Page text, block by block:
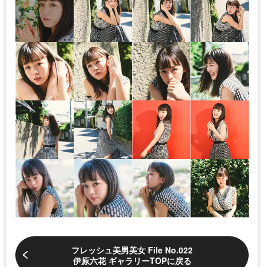
フレッシュ美男美女 File No.022
伊原六花 ギャラリーTOPに戻る